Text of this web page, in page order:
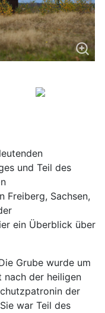
und Teil des
Freiberg, Sachsen,
ein Überblick über
Grube wurde um
nach der heiligen
der
war Teil des